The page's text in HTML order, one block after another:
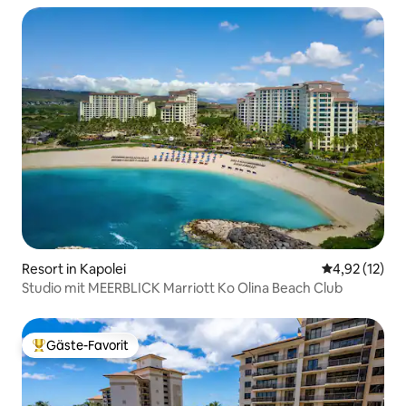
Resort in Kapolei
4,92 (12)
Studio mit MEERBLICK Marriott Ko Olina Beach Club
Beliebter Gäste-Favorit.
Gäste-Favorit